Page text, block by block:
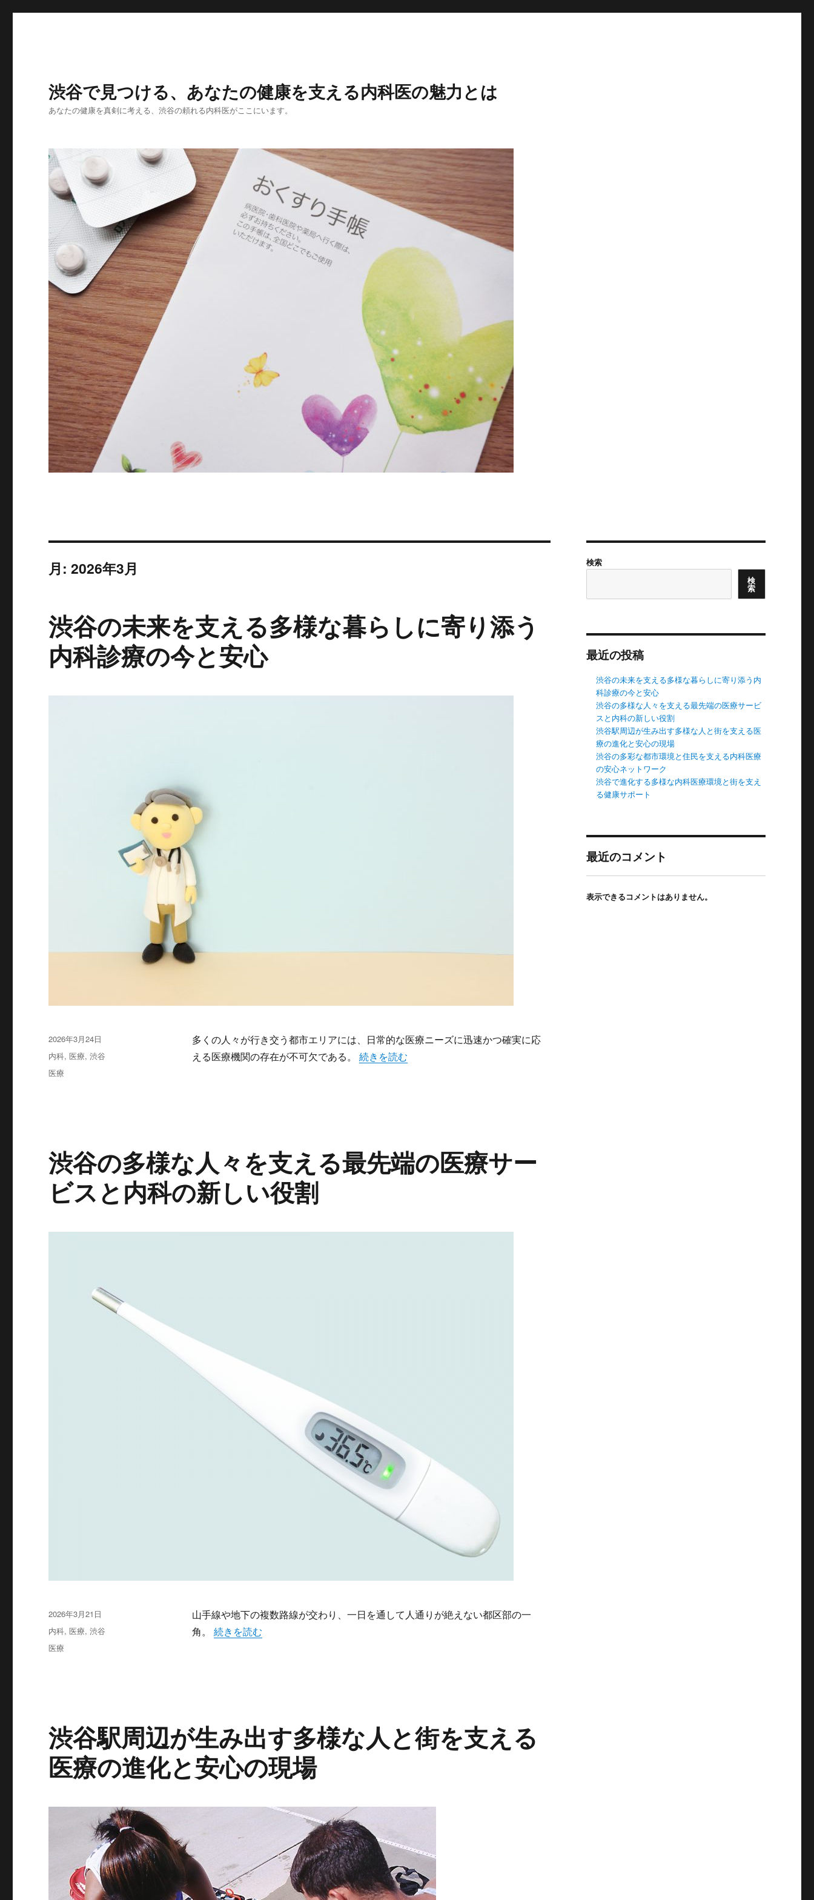
渋谷で見つける、あなたの健康を支える内科医の魅力とは
あなたの健康を真剣に考える、渋谷の頼れる内科医がここにいます。
月:2026年3月
渋谷の未来を支える多様な暮らしに寄り添う
内科診療の今と安心
多くの人々が行き交う都市エリアには、日常的な医療ニーズに迅速かつ確実に応
える医療機関の存在が不可欠である。 “渋谷の未来を支える多様な暮らしに寄り添う内科診療の今と安心” の
続きを読む
投
稿
日:
2026年3月24日
カ
テ
ゴ
内科,医療,渋谷
タ
医療
渋谷の多様な人々を支える最先端の医療サー
ビスと内科の新しい役割
山手線や地下の複数路線が交わり、一日を通して人通りが絶えない都区部の一
角。 “渋谷の多様な人々を支える最先端の医療サービスと内科の新しい役割” の
続きを読む
投
稿
日:
2026年3月21日
カ
テ
ゴ
内科,医療,渋谷
タ
医療
渋谷駅周辺が生み出す多様な人と街を支える
医療の進化と安心の現場
検索
検
索
最近の投稿
渋谷の未来を支える多様な暮らしに寄り添う内
科診療の今と安心
渋谷の多様な人々を支える最先端の医療サービ
スと内科の新しい役割
渋谷駅周辺が生み出す多様な人と街を支える医
療の進化と安心の現場
渋谷の多彩な都市環境と住民を支える内科医療
の安心ネットワーク
渋谷で進化する多様な内科医療環境と街を支え
る健康サポート
最近のコメント
表示できるコメントはありません。